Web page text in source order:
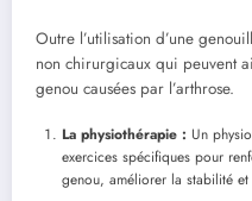
Outre l’utilisation d’une
non chirurgicaux qui peuvent
genou causées par l’arthrose.
La physiothérapie : Un
exercices spécifiques pour
genou, améliorer la stabilité